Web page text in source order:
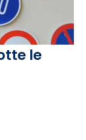
le